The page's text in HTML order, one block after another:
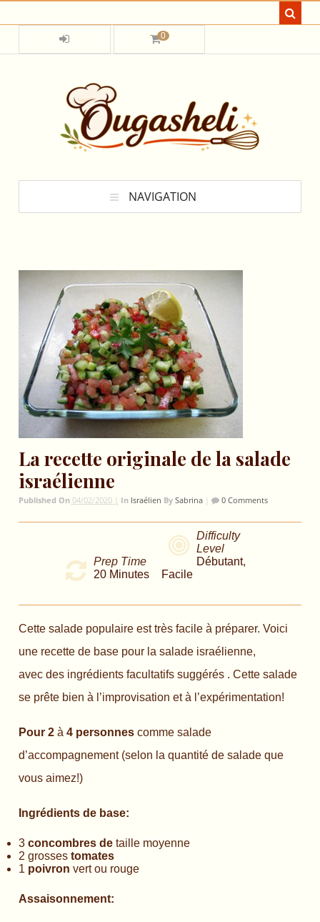
0
NAVIGATION
La recette originale de la salade
israélienne
Published On 04/02/2020 | In Israélien By Sabrina| 0 Comments
Prep Time
20 Minutes
Difficulty
Level
Débutant,
Facile
Cette salade populaire est très facile à préparer. Voici
une recette de base pour la salade israélienne,
avec des ingrédients facultatifs suggérés . Cette salade
se prête bien à l’improvisation et à l’expérimentation!
Pour 2à 4 personnescomme salade
d’accompagnement (selon la quantité de salade que
vous aimez!)
Ingrédients de base:
3 concombres detaille moyenne
2 grosses tomates
1 poivron vert ou rouge
Assaisonnement: